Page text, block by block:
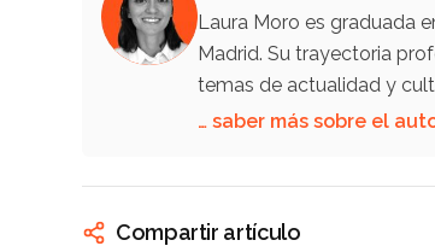
Laura Moro es graduada
Madrid. Su trayectoria
temas de actualidad y
… saber más sobre el
Compartir artículo